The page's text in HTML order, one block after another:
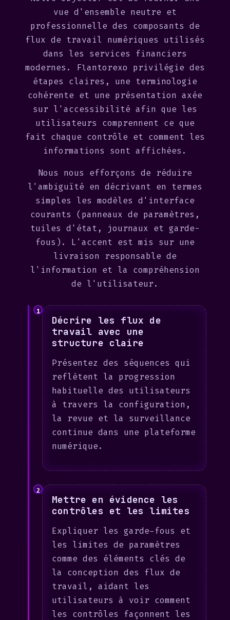
vue d'ensemble neutre et
professionnelle des composants de
flux de travail numériques utilisés
dans les services financiers
modernes. Flantorexo privilégie des
étapes claires, une terminologie
cohérente et une présentation axée
sur l'accessibilité afin que les
utilisateurs comprennent ce que
fait chaque contrôle et comment les
informations sont affichées.
Nous nous efforçons de réduire
l'ambiguïté en décrivant en termes
simples les modèles d'interface
courants (panneaux de paramètres,
tuiles d'état, journaux et garde-
fous). L'accent est mis sur une
livraison responsable de
l'information et la compréhension
de l'utilisateur.
1
Décrire les flux de
travail avec une
structure claire
Présentez des séquences qui
reflètent la progression
habituelle des utilisateurs
à travers la configuration,
la revue et la surveillance
continue dans une plateforme
numérique.
2
Mettre en évidence les
contrôles et les limites
Expliquer les garde-fous et
les limites de paramètres
comme des éléments clés de
la conception des flux de
travail, aidant les
utilisateurs à voir comment
les contrôles façonnent les